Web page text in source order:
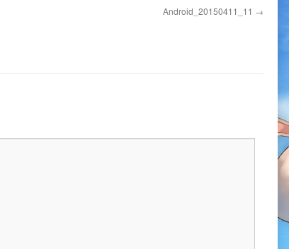
Android_20150411_11